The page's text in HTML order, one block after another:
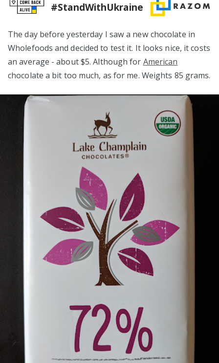
#StandWithUkraine
The day before yesterday I saw a new chocolate in
Wholefoods and decided to test it. It looks nice, it costs
an average - about $5. Although for American
chocolate a bit too much, as for me. Weights 85 grams.